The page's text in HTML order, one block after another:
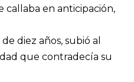
callaba en anticipación,
diez años, subió al
que contradecía su